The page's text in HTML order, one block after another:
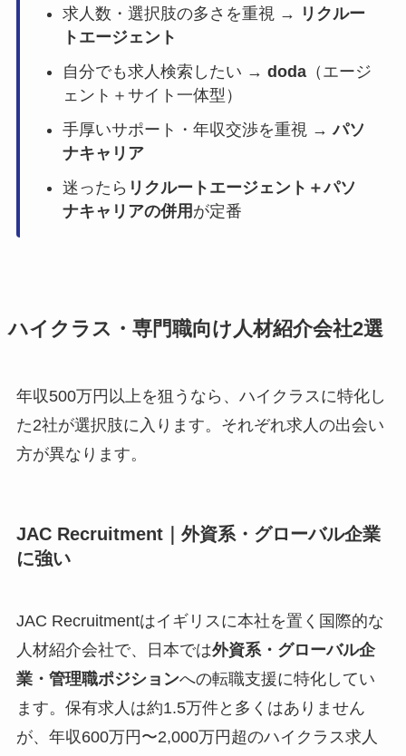
求人数・選択肢の多さを重視 → リクルー
トエージェント
自分でも求人検索したい → doda（エージ
ェント＋サイト一体型）
手厚いサポート・年収交渉を重視 →パソ
ナキャリア
迷ったら リクルートエージェント＋パソ
ナキャリアの併用 が定番
ハイクラス・専門職向け人材紹介会社2選
年収500万円以上を狙うなら、ハイクラスに特化し
た2社が選択肢に入ります。それぞれ求人の出会い
方が異なります。
JAC Recruitment｜外資系・グローバル企業
に強い
JAC Recruitmentはイギリスに本社を置く国際的な
人材紹介会社で、日本では外資系・グローバル企
業・管理職ポジションへの転職支援に特化してい
ます。保有求人は約1.5万件と多くはありません
が、年収600万円〜2,000万円超のハイクラス求人